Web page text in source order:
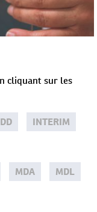
cliquant sur les
INTERIM
MDA
MDL